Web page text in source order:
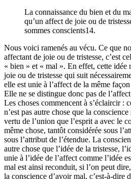
La connaissance du bien et du
qu’un affect de joie ou de
sommes conscients14.
Nous voici ramenés au vécu. Ce que
affectant de joie ou de tristesse, c’est
« bien » et « mal ». En effet, cette idée
joie ou de tristesse qui suit
elle est unie à l’affect de la même
Elle ne se distingue donc pas de
Les choses commencent à s’éclaircir :
n’est pas autre chose que la
vertu de l’union que l’esprit a avec le
même chose, tantôt considérée sous
sous l’attribut de l’étendue. La
autre chose que l’idée de la tristesse,
unie à l’idée de l’affect comme l’idée
mal est ainsi reconduit, si l’on peut
la conscience d’avoir mal, c’est-à-dire